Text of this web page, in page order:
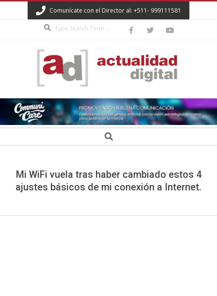
to
Comunícate con el Director al: +511- 999111581
ACTUALIDAD
DIGITAL Search
Mi WiFi vuela tras haber cambiado estos 4
ajustes básicos de mi conexión a Internet.